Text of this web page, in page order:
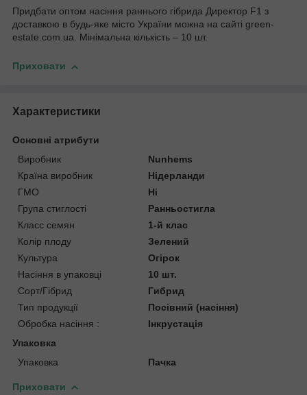
Придбати оптом насіння раннього гібрида Директор F1 з
доставкою в будь-яке місто України можна на сайті green-
estate.com.ua. Мінімальна кількість – 10 шт.
Приховати
Характеристики
Основні атрибути
Виробник
Nunhems
Країна виробник
Нідерланди
ГМО
Ні
Група стиглості
Ранньостигла
Класс семян
1-й клас
Колір плоду
Зелений
Культура
Огірок
Насіння в упаковці
10 шт.
Сорт/Гібрид
Гибрид
Тип продукції
Посівний (насіння)
Обробка насіння :
Інкрустація
Упаковка
Упаковка
Пачка
Приховати